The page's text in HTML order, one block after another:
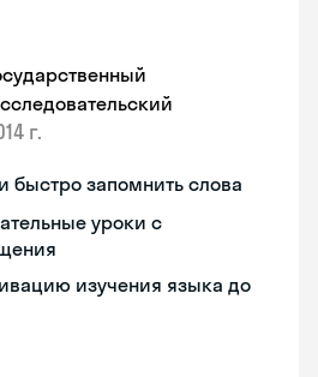
г.
быстро запомнить слова
уроки с
изучения языка до